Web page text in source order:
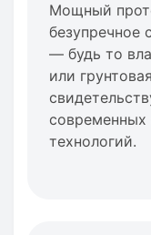
Мощный
безупречное
— будь то
или
технологий.